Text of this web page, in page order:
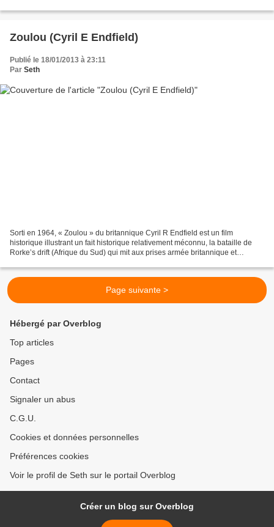
Zoulou (Cyril E Endfield)
Publié le 18/01/2013 à 23:11
Par Seth
Sorti en 1964, « Zoulou » du britannique Cyril R Endfield est un film
historique illustrant un fait historique relativement méconnu, la bataille de
Rorke’s drift (Afrique du Sud) qui mit aux prises armée britannique et
Page suivante >
Hébergé par Overblog
Top articles
Pages
Contact
Signaler un abus
C.G.U.
Cookies et données personnelles
Préférences cookies
Voir le profil de Seth sur le portail Overblog
Créer un blog sur Overblog